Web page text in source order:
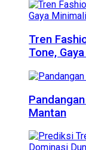
Tren
Tone,
Mantan